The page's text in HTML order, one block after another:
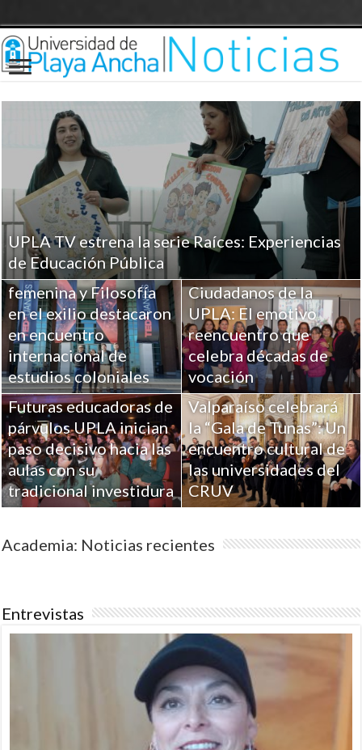
UPLA TV estrena la serie Raíces: Experiencias
de Educación Pública
Investigaciones UPLA
sobre Religiosidad
femenina y Filosofía
en el exilio destacaron
en encuentro
internacional de
estudios coloniales
Ciudadanos de la
UPLA: El emotivo
reencuentro que
celebra décadas de
vocación
Futuras educadoras de
párvulos UPLA inician
paso decisivo hacia las
aulas con su
tradicional investidura
Valparaíso celebrará
la “Gala de Tunas”: Un
encuentro cultural de
las universidades del
CRUV
Academia: Noticias recientes
Entrevistas